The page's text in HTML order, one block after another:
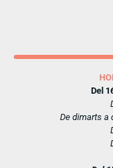
Del
De dimarts a